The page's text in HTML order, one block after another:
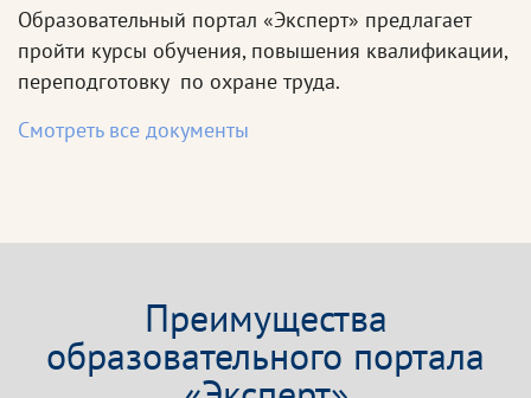
Образовательный портал «Эксперт» предлагает
пройти курсы обучения, повышения квалификации,
переподготовку по охране труда.
Смотреть все документы
Преимущества
образовательного портала